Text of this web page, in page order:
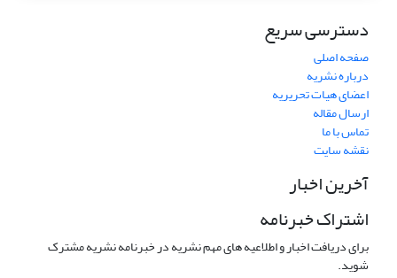
دسترسی سریع
صفحه اصلی
درباره نشریه
اعضای هیات تحریریه
ارسال مقاله
تماس با ما
نقشه سایت
آخرین اخبار
اشتراک خبرنامه
برای دریافت اخبار و اطلاعیه های مهم نشریه در خبرنامه نشریه مشترک
شوید.